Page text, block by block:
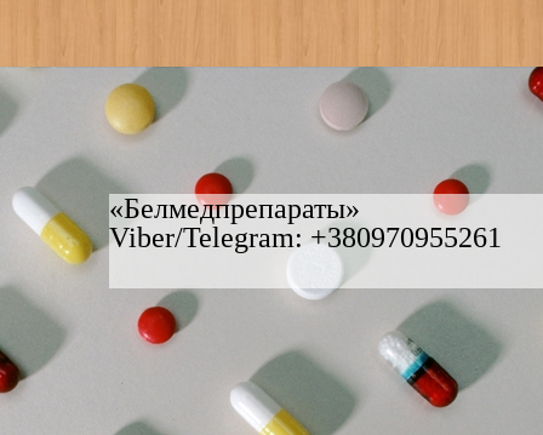
«Белмедпрепараты»
Viber/Telegram: +380970955261